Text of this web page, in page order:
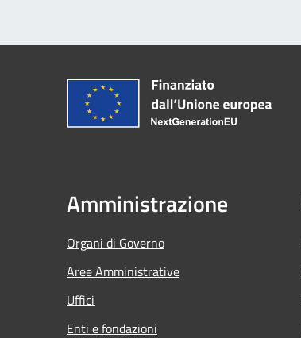
Amministrazione
Organi di Governo
Aree Amministrative
Uffici
Enti e fondazioni